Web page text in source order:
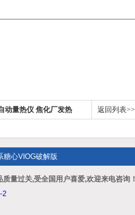
动量热仪 焦化厂发热 返回列表>>
糖心VIOG破解版
量过关,受全国用户喜爱,欢迎来电咨询！
2